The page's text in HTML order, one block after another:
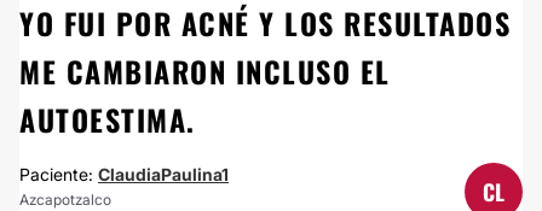
YO FUI POR ACNÉ Y LOS RESULTADOS
ME CAMBIARON INCLUSO EL
AUTOESTIMA.
Paciente: ClaudiaPaulina1
Azcapotzalco CL